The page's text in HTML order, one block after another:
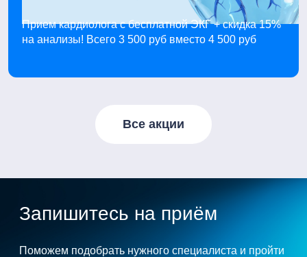
Прием кардиолога с бесплатной ЭКГ + скидка 15%
на анализы! Всего 3 500 руб вместо 4 500 руб
Все акции
Запишитесь на приём
Поможем подобрать нужного специалиста и пройти